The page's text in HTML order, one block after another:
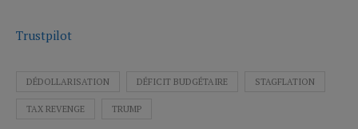
Trustpilot
DÉDOLLARISATION DÉFICIT BUDGÉTAIRE STAGFLATION
TAX REVENGE TRUMP